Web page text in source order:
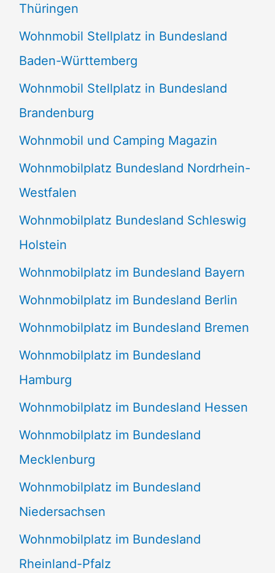
Thüringen
Wohnmobil Stellplatz in Bundesland
Baden-Württemberg
Wohnmobil Stellplatz in Bundesland
Brandenburg
Wohnmobil und Camping Magazin
Wohnmobilplatz Bundesland Nordrhein-
Westfalen
Wohnmobilplatz Bundesland Schleswig
Holstein
Wohnmobilplatz im Bundesland Bayern
Wohnmobilplatz im Bundesland Berlin
Wohnmobilplatz im Bundesland Bremen
Wohnmobilplatz im Bundesland
Hamburg
Wohnmobilplatz im Bundesland Hessen
Wohnmobilplatz im Bundesland
Mecklenburg
Wohnmobilplatz im Bundesland
Niedersachsen
Wohnmobilplatz im Bundesland
Rheinland-Pfalz